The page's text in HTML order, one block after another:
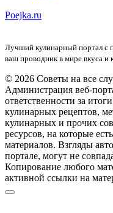
Poejka.ru
Лучший кулинарный портал с
ваш проводник в мире вкуса и
© 2026 Советы на все
Администрация веб-
ответственности за
кулинарных рецептов,
кулинарных и прочих
ресурсов, на которые
материалов. Взгляды
портале, могут не
Копирование любого
активной ссылки на